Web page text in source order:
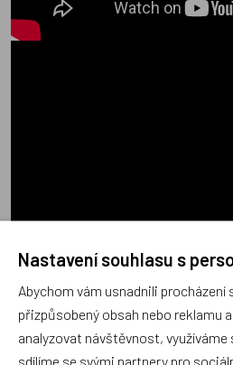
Nastavení souhlasu s
Abychom vám usnadnili procházení
přizpůsobený obsah nebo reklamu
analyzovat návštěvnost,
sdílíme se svými partnery pro